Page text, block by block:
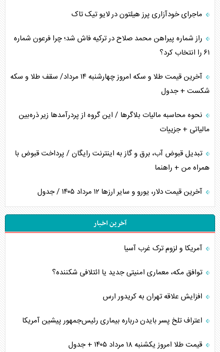
ماجرای خودآزاری پرز هیلتون در لایو تیک تاک
راز شماره پیراهن محمد صلاح در ترکیه فاش شد؛ چرا فرعون شماره
۶۱ را انتخاب کرد؟
آخرین قیمت طلا و سکه امروز چهارشنبه ۱۴ مرداد/ سقف طلا و سکه
شکست + جدول
نحوه محاسبه مالیات بلاگر‌ها / این گروه از پردرآمد‌ها زیر ذره‌بین
مالیاتی + جزییات
تبدیل قبوض آب، برق و گاز به اینترنت رایگان / پرداخت قبوض با
همراه من + راهنما
آخرین قیمت دلار، یورو و سایر ارز‌ها ۱۲ مرداد ۱۴۰۵ / جدول
آخرین اخبار
آمریکا و لزوم ترک غرب آسیا
توافق مکه، معماری امنیتی جدید یا ائتلافی شکننده؟
افزایش علاقه تهران به کریدور ارس
اعتراف تلخ پسر بایدن درباره بیماری رئیس‌جمهور پیشین آمریکا
قیمت طلا امروز یکشنبه ۱۸ مرداد ۱۴۰۵ + جدول